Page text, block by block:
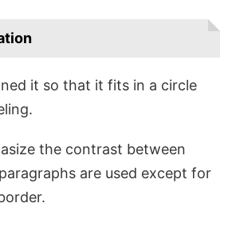
it so that it fits in a circle
the contrast between
are used except for